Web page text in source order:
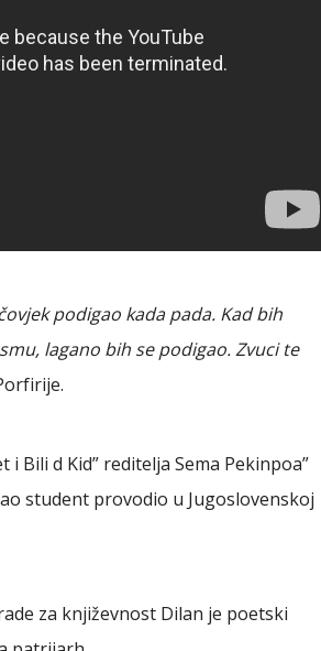
podigao kada pada. Kad bih
lagano bih se podigao. Zvuci te
i Bili d Kid” reditelja Sema Pekinpoa”
student provodio u Jugoslovenskoj
za književnost Dilan je poetski